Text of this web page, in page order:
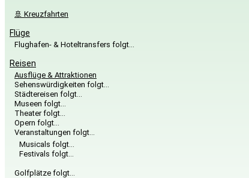
🚢 Kreuzfahrten
Flüge
Flughafen- & Hoteltransfers folgt…
Reisen
Ausflüge & Attraktionen
Sehenswürdigkeiten folgt…
Städtereisen folgt…
Museen folgt…
Theater folgt…
Opern folgt…
Veranstaltungen folgt…
Musicals folgt…
Festivals folgt…
Golfplätze folgt…